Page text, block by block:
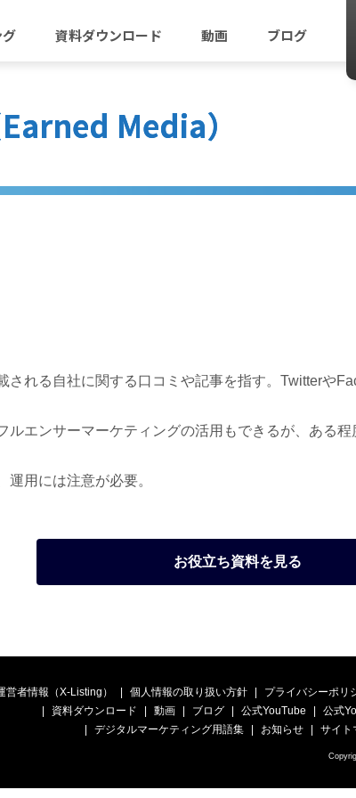
資料ダウンロード 動画 ブログ
Media）
れる自社に関する口コミや記事を指す。Twitterや
エンサーマーケティングの活用もできるが、ある
用には注意が必要。
お役立ち資料を見る
営者情報（X-Listing） 個人情報の取り扱い方針 プライバシーポリ
資料ダウンロード
動画 ブログ 公式YouTube
公式
デジタルマーケティング用語集
お知らせ サイト